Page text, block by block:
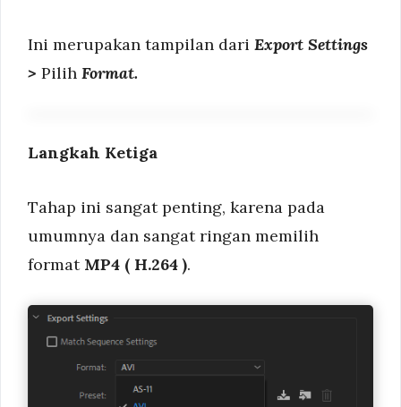
Ini merupakan tampilan dari Export Settings
> Pilih Format.
Langkah Ketiga
Tahap ini sangat penting, karena pada
umumnya dan sangat ringan memilih
format MP4 ( H.264 ).